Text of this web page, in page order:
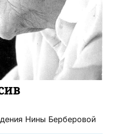
Нины Берберовой